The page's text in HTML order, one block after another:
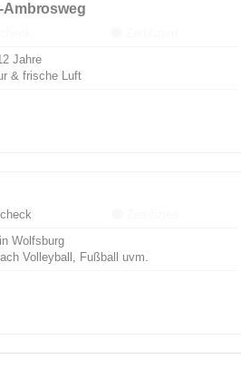
Ambrosweg
Jahre
& frische Luft
Wolfsburg
Volleyball, Fußball uvm.